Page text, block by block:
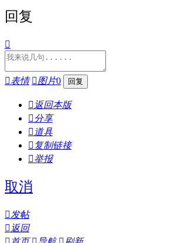
回复

表情 图片0
 返回本版
分享
 道具
 复制链接
举报
取消
发帖
 返回